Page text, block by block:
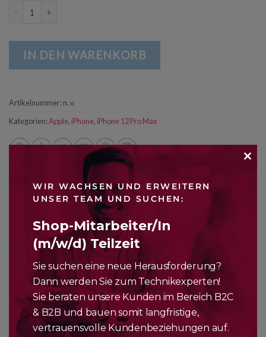
IN DEN WARENKORB
Artikelnummer: n. v.
Kategorien:Apple, iPhone, iPhone 12 Pro Max
ZUSÄTZLICHE INFORMATIONEN
Der A14 Bionic Chip lässt alle anderen Smartphones hinter
sich. Das Pro Kamerasystem bringt Low-Light Fotografie auf
das nächste Level und macht das iPhone 12 Pro Max zu
deinem neuen Begleiter bei jeder Tag und Nacht Zeit und das
Ceramic Shield Display sorgt für vier mal bessere
WIR WACHSEN UND ERWEITERN
UNSER TEAM UND SUCHEN:
Shop-Mitarbeiter/In
(m/w/d) Teilzeit
Sie suchen eine neue Herausforderung?
Dann werden Sie zum Technikexperten!
Sie beraten unsere Kunden im Bereich B2C
& B2B und bauen somit langfristige,
vertrauensvolle Kundenbeziehungen auf.